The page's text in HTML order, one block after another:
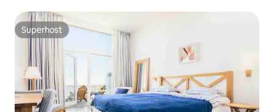
Superhost
Superhost